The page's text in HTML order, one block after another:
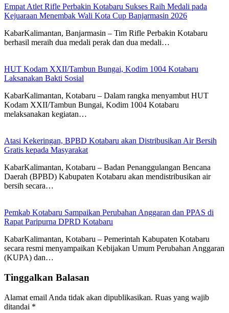
Empat Atlet Rifle Perbakin Kotabaru Sukses Raih Medali pada
Kejuaraan Menembak Wali Kota Cup Banjarmasin 2026
KabarKalimantan, Banjarmasin – Tim Rifle Perbakin Kotabaru
berhasil meraih dua medali perak dan dua medali…
HUT Kodam XXII/Tambun Bungai, Kodim 1004 Kotabaru
Laksanakan Bakti Sosial
KabarKalimantan, Kotabaru – Dalam rangka menyambut HUT
Kodam XXII/Tambun Bungai, Kodim 1004 Kotabaru
melaksanakan kegiatan…
Atasi Kekeringan, BPBD Kotabaru akan Distribusikan Air Bersih
Gratis kepada Masyarakat
KabarKalimantan, Kotabaru – Badan Penanggulangan Bencana
Daerah (BPBD) Kabupaten Kotabaru akan mendistribusikan air
bersih secara…
Pemkab Kotabaru Sampaikan Perubahan Anggaran dan PPAS di
Rapat Paripurna DPRD Kotabaru
KabarKalimantan, Kotabaru – Pemerintah Kabupaten Kotabaru
secara resmi menyampaikan Kebijakan Umum Perubahan Anggaran
(KUPA) dan…
Tinggalkan Balasan
Alamat email Anda tidak akan dipublikasikan. Ruas yang wajib
ditandai *